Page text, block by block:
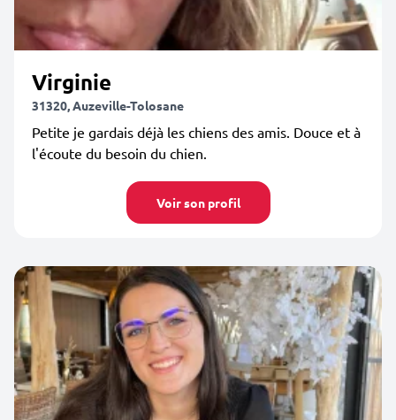
Virginie
31320, Auzeville-Tolosane
Petite je gardais déjà les chiens des amis. Douce et à
l'écoute du besoin du chien.
Voir son profil